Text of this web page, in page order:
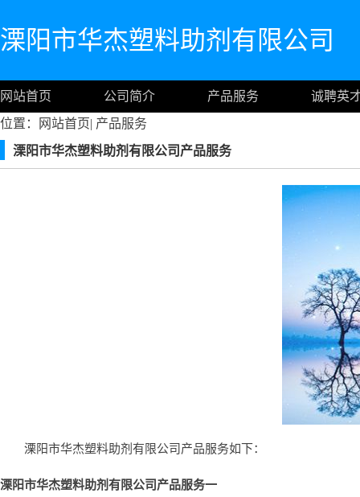
溧阳市华杰塑料助剂有限公司
网站首页 公司简介 产品服务
诚聘英
位置：
网站首页| 产品服务
溧阳市华杰塑料助剂有限公司产品服务
溧阳市华杰塑料助剂有限公司产品服务如下：
溧阳市华杰塑料助剂有限公司产品服务一